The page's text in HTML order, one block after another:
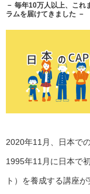
－ 毎年10万人以上、こ
ラムを届けてきました －
2020年11月、日本で
1995年11月に日本で
ト）を養成する講座